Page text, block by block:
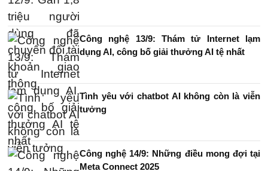
Công nghệ 13/9: Thám tử Internet lạm
dụng AI, công bố giải thưởng AI tệ nhất
Tình yêu với chatbot AI không còn là viễn
tưởng
Công nghệ 14/9: Những điều mong đợi tại
Meta Connect 2025